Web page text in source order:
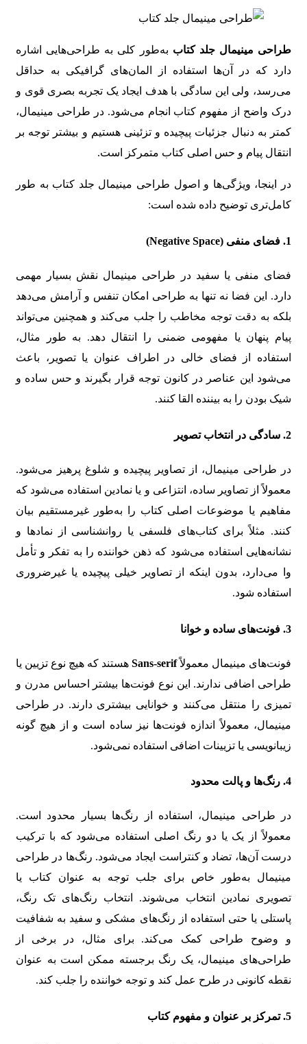
طراحی مینیمال جلد کتاب به‌طور کلی به طراحی‌هایی اشاره
دارد که در آن‌ها استفاده از المان‌های گرافیکی به حداقل
می‌رسد، ولی این سادگی با هدف ایجاد یک تجربه بصری قوی و
درک واضح از مفهوم کتاب انجام می‌شود. در طراحی مینیمال،
کمتر به دنبال جزئیات پیچیده و تزئینی هستیم و بیشتر توجه بر
انتقال پیام و حس اصلی کتاب متمرکز است.
در اینجا، ویژگی‌ها و اصول طراحی مینیمال جلد کتاب به طور
کامل‌تری توضیح داده شده است:
1. فضای منفی (Negative Space)
فضای منفی یا سفید در طراحی مینیمال نقش بسیار مهمی
دارد. این فضا نه تنها به طراحی امکان تنفس و آرامش می‌دهد
بلکه به دقت توجه مخاطب را جلب می‌کند و همچنین می‌تواند
پیام پنهان یا مفهومی ضمنی را انتقال دهد. به طور مثال،
استفاده از فضای خالی در اطراف عنوان یا تصویر، باعث
می‌شود این عناصر در کانون توجه قرار بگیرند و حس ساده‌ و
شیک بودن را به بیننده القا کنند.
2. سادگی در انتخاب تصویر
در طراحی مینیمال، از تصاویر پیچیده و شلوغ پرهیز می‌شود.
معمولاً از تصاویر ساده، انتزاعی و یا نمادین استفاده می‌شود که
مفاهیم یا موضوعات اصلی کتاب را به‌طور غیرمستقیم بیان
کنند. مثلاً برای کتاب‌های فلسفی یا روانشناسی از نمادها و
نشانه‌هایی استفاده می‌شود که ذهن خواننده را به تفکر و تأمل
وا می‌دارد، بدون اینکه از تصاویر خیلی پیچیده یا غیرضروری
استفاده شود.
3. فونت‌های ساده و خوانا
فونت‌های مینیمال معمولاًSans-serif هستند که هیچ نوع تزیین یا
طراحی اضافی ندارند. این نوع فونت‌ها بیشتر احساس مدرن و
تمیزی را منتقل می‌کنند و خوانایی بیشتری دارند. در طراحی
مینیمال، معمولاً اندازه فونت‌ها نیز ساده است و از هیچ گونه
زیبا‌نویسی یا تزیینات اضافی استفاده نمی‌شود.
4. رنگ‌ها و پالت محدود
در طراحی مینیمال، استفاده از رنگ‌ها بسیار محدود است.
معمولاً از یک یا دو رنگ اصلی استفاده می‌شود که با ترکیب
درست آن‌ها، تضاد و کنتراست ایجاد می‌شود. رنگ‌ها در طراحی
مینیمال به‌طور خاص برای جلب توجه به عنوان کتاب یا
تصویری نمادین انتخاب می‌شوند. انتخاب رنگ‌های تک رنگ،
پاستلی یا حتی استفاده از رنگ‌های مشکی و سفید به شفافیت
و وضوح طراحی کمک می‌کند. برای مثال، در برخی از
طراحی‌های مینیمال، یک رنگ برجسته ممکن است به عنوان
نقطه کانونی در طرح عمل کند و توجه خواننده را جلب کند.
5. تمرکز بر عنوان و مفهوم کتاب